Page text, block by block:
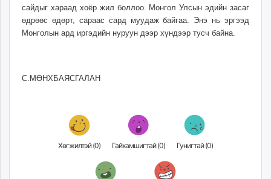
сайдыг хараад хоёр жил боллоо. Монгол Улсын эдийн засаг
өдрөөс өдөрт, сараас сард муудаж байгаа. Энэ нь эргээд
Монголын ард иргэдийн нуруун дээр хүндээр тусч байна.
С.МӨНХБАЯСГАЛАН
Хөгжилтэй (0) Гайхамшигтай (0) Гунигтай (0)